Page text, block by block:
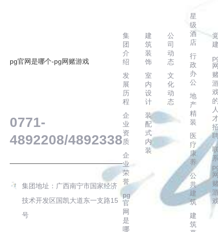
pg官网是哪个-pg网赌游戏
0771-
4892208/4892338
集团地址：广西南宁市国家经济
技术开发区国凯大道东一支路15
号
集
团
介
绍
发
展
历
程
企
业
资
质
企
业
荣
誉
pg
官
网
是
哪
建
筑
装
饰
室
内
设
计
装
配
式
内
装
公
司
动
态
文
化
动
态
星
级
酒
店
行
政
办
公
地
产
精
装
医
疗
康
养
公
共
建
筑
建
筑